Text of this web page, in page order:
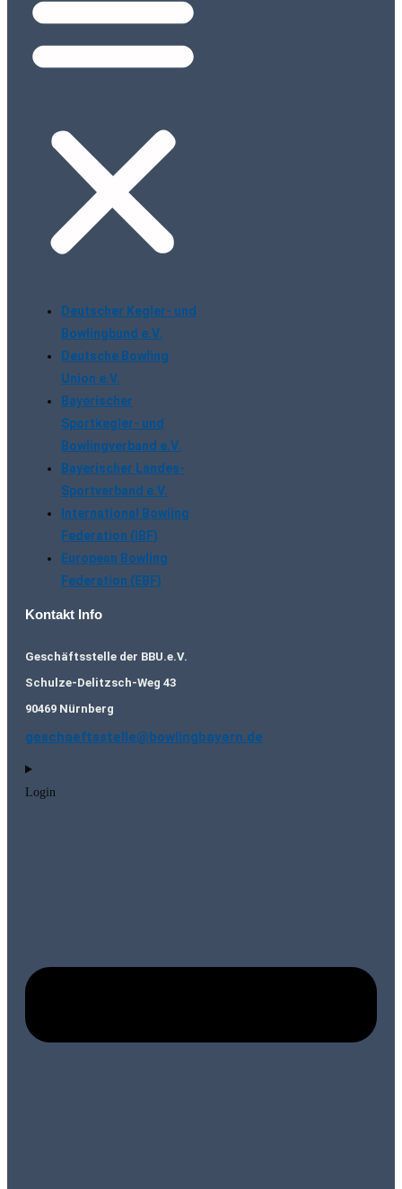
Deutscher Kegler- und
Bowlingbund e.V.
Deutsche Bowling
Union e.V.
Bayerischer
Sportkegler- und
Bowlingverband e.V.
Bayerischer Landes-
Sportverband e.V.
International Bowling
Federation (IBF)
European Bowling
Federation (EBF)
Kontakt Info
Geschäftsstelle der BBU.e.V.
Schulze-Delitzsch-Weg 43
90469 Nürnberg
geschaeftsstelle@bowlingbayern.de
Login